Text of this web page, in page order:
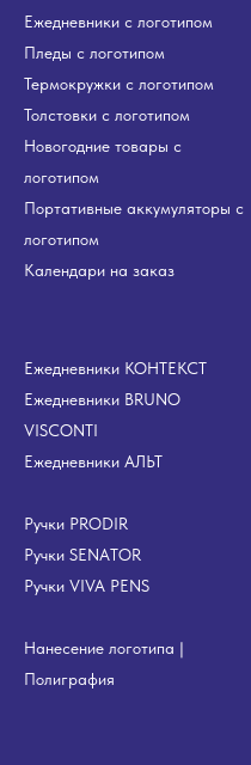
Ежедневники с логотипом
Пледы с логотипом
Термокружки с логотипом
Толстовки с логотипом
Новогодние товары с
логотипом
Портативные аккумуляторы с
логотипом
Календари на заказ
Ежедневники КОНТЕКСТ
Ежедневники BRUNO
VISCONTI
Ежедневники АЛЬТ
Ручки PRODIR
Ручки SENATOR
Ручки VIVA PENS
Нанесение логотипа |
Полиграфия